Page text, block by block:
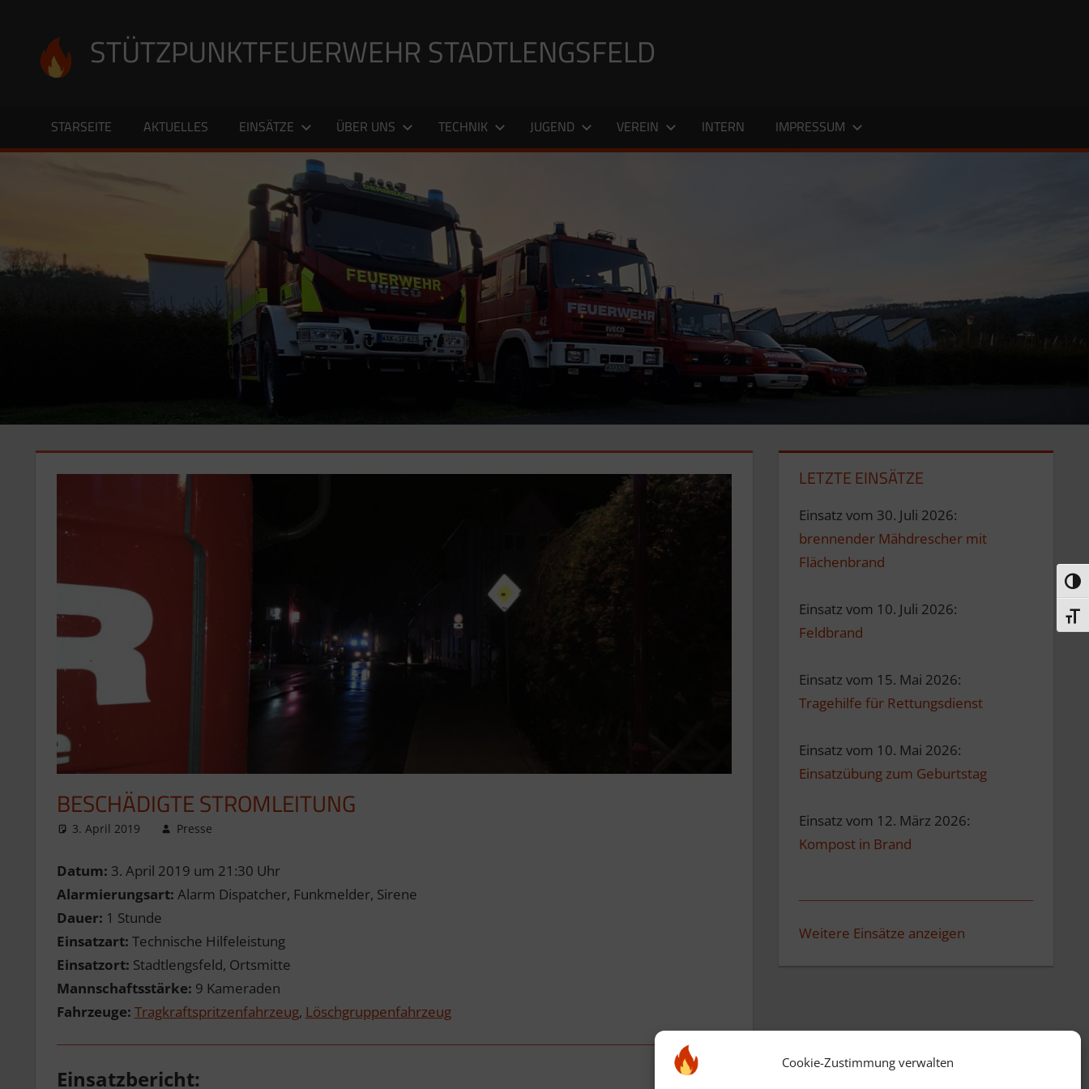
Cookie-Zustimmung verwalten
springen
STÜTZPUNKTFEUERWEHR STADTLENGSFELD
STARSEITE AKTUELLES EINSÄTZE ÜBER UNS TECHNIK JUGEND VEREIN INTERN IMPRESSUM
BESCHÄDIGTE STROMLEITUNG
3. April 2019 Presse
Datum: 3. April 2019 um 21:30 Uhr
Alarmierungsart: Alarm Dispatcher, Funkmelder, Sirene
Dauer: 1 Stunde
Einsatzart: Technische Hilfeleistung
Einsatzort: Stadtlengsfeld, Ortsmitte
Mannschaftsstärke: 9 Kameraden
Fahrzeuge: Tragkraftspritzenfahrzeug, Löschgruppenfahrzeug
Einsatzbericht:
LETZTE EINSÄTZE
Einsatz vom 30. Juli 2026:
brennender Mähdrescher mit
Flächenbrand
Einsatz vom 10. Juli 2026:
Feldbrand
Einsatz vom 15. Mai 2026:
Tragehilfe für Rettungsdienst
Einsatz vom 10. Mai 2026:
Einsatzübung zum Geburtstag
Einsatz vom 12. März 2026:
Kompost in Brand
Weitere Einsätze anzeigen